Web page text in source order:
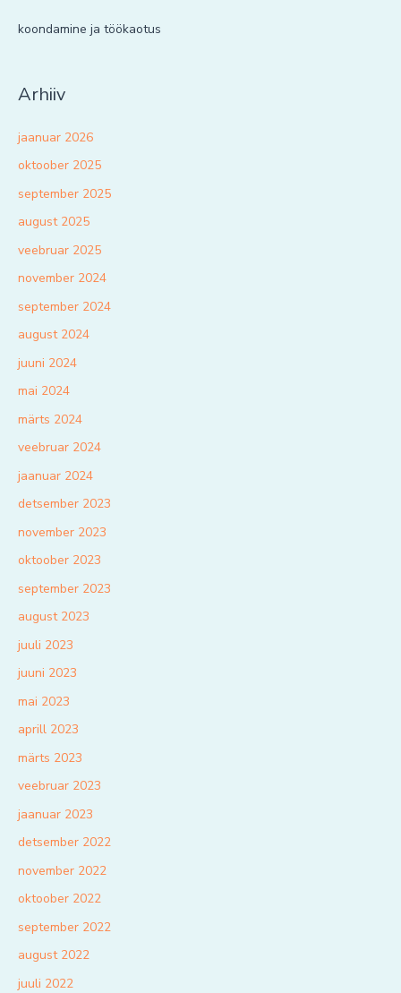
koondamine ja töökaotus
Arhiiv
jaanuar 2026
oktoober 2025
september 2025
august 2025
veebruar 2025
november 2024
september 2024
august 2024
juuni 2024
mai 2024
märts 2024
veebruar 2024
jaanuar 2024
detsember 2023
november 2023
oktoober 2023
september 2023
august 2023
juuli 2023
juuni 2023
mai 2023
aprill 2023
märts 2023
veebruar 2023
jaanuar 2023
detsember 2022
november 2022
oktoober 2022
september 2022
august 2022
juuli 2022